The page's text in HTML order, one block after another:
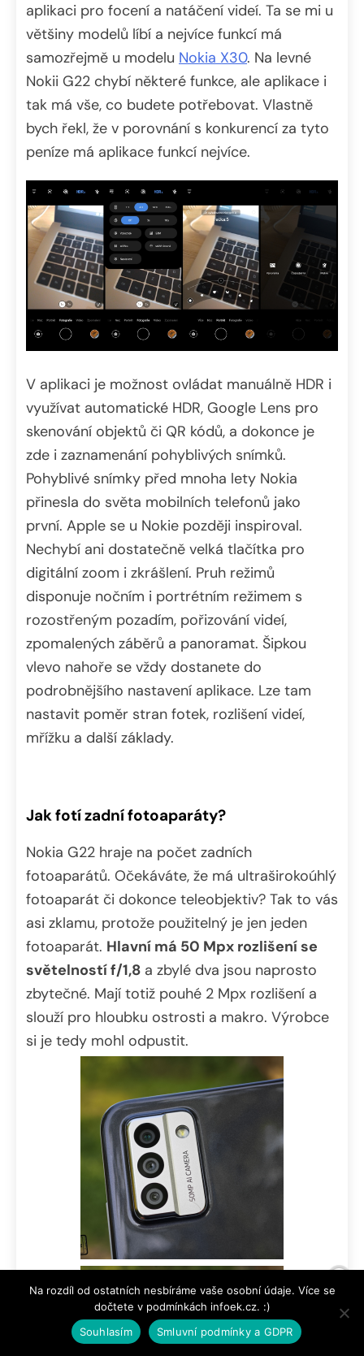
aplikaci pro focení a natáčení videí. Ta se mi u
většiny modelů líbí a nejvíce funkcí má
samozřejmě u modelu Nokia X30. Na levné
Nokii G22 chybí některé funkce, ale aplikace i
tak má vše, co budete potřebovat. Vlastně
bych řekl, že v porovnání s konkurencí za tyto
peníze má aplikace funkcí nejvíce.
V aplikaci je možnost ovládat manuálně HDR i
využívat automatické HDR, Google Lens pro
skenování objektů či QR kódů, a dokonce je
zde i zaznamenání pohyblivých snímků.
Pohyblivé snímky před mnoha lety Nokia
přinesla do světa mobilních telefonů jako
první. Apple se u Nokie později inspiroval.
Nechybí ani dostatečně velká tlačítka pro
digitální zoom i zkrášlení. Pruh režimů
disponuje nočním i portrétním režimem s
rozostřeným pozadím, pořizování videí,
zpomalených záběrů a panoramat. Šipkou
vlevo nahoře se vždy dostanete do
podrobnějšího nastavení aplikace. Lze tam
nastavit poměr stran fotek, rozlišení videí,
mřížku a další základy.
Jak fotí zadní fotoaparáty?
Nokia G22 hraje na počet zadních
fotoaparátů. Očekáváte, že má ultraširokoúhlý
fotoaparát či dokonce teleobjektiv? Tak to vás
asi zklamu, protože použitelný je jen jeden
fotoaparát. Hlavní má 50 Mpx rozlišení se
světelností f/1,8 a zbylé dva jsou naprosto
zbytečné. Mají totiž pouhé 2 Mpx rozlišení a
slouží pro hloubku ostrosti a makro. Výrobce
si je tedy mohl odpustit.
Na rozdíl od ostatních nesbíráme vaše osobní údaje. Více se
dočtete v podmínkách infoek.cz. :)
Souhlasím
Smluvní podmínky a GDPR